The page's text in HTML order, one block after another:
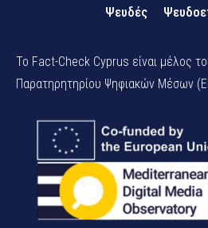
Ψευδές
Το Fact-Check Cyprus είναι μέλος
Παρατηρητηρίου Ψηφιακών Μέσων